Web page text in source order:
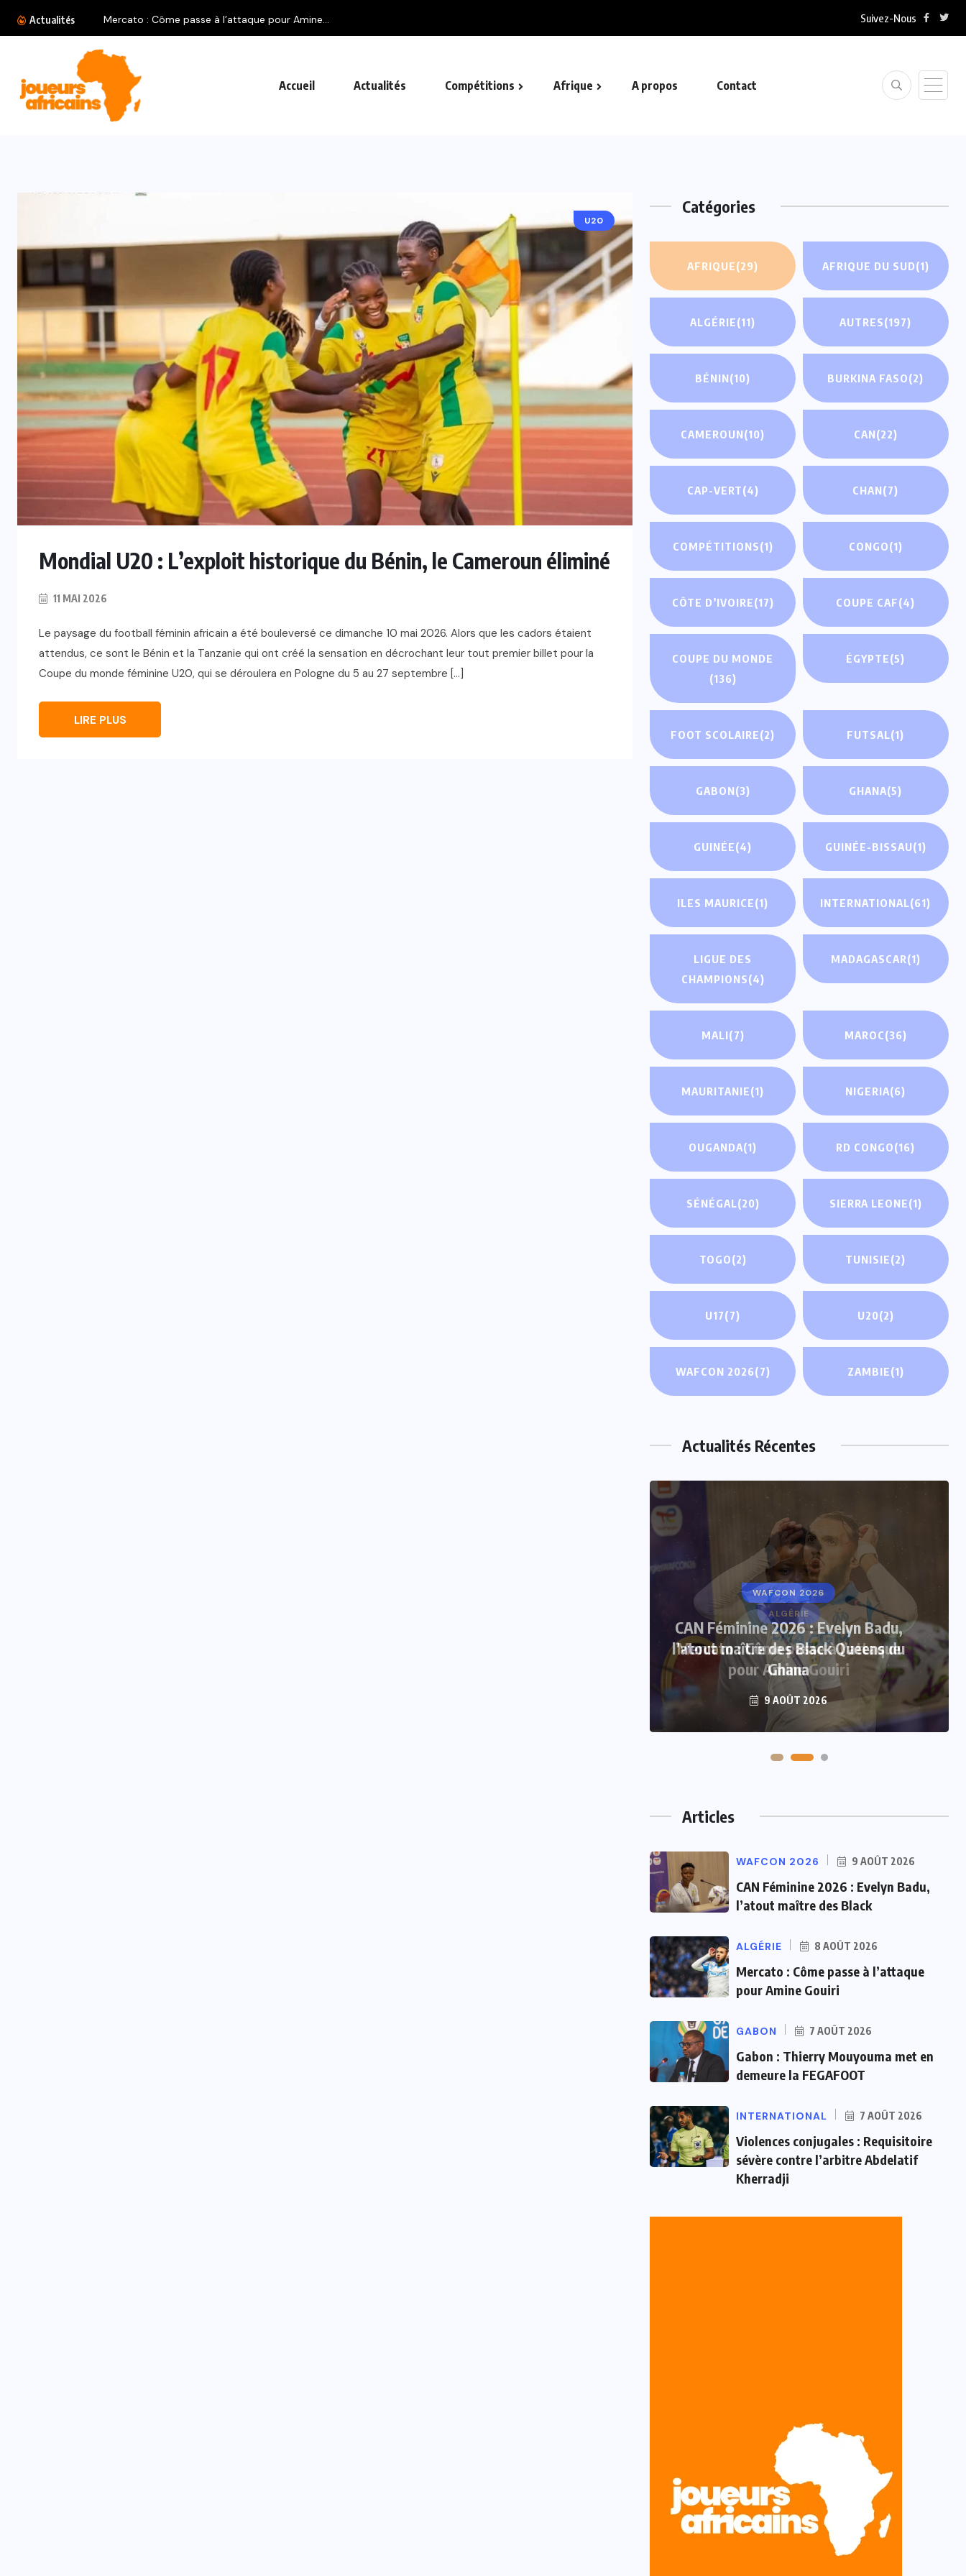
Actualités Mercato : Côme passe à l’attaque pour Amine... Suivez-Nous
Accueil Actualités Compétitions Afrique A propos Contact
U20
Mondial U20 : L’exploit historique du Bénin, le Cameroun éliminé
11 MAI 2026
Le paysage du football féminin africain a été bouleversé ce dimanche 10 mai 2026. Alors que les cadors étaient
attendus, ce sont le Bénin et la Tanzanie qui ont créé la sensation en décrochant leur tout premier billet pour la
Coupe du monde féminine U20, qui se déroulera en Pologne du 5 au 27 septembre […]
LIRE PLUS
Catégories
AFRIQUE(29) AFRIQUE DU SUD(1)
ALGÉRIE(11) AUTRES(197)
BÉNIN(10) BURKINA FASO(2)
CAMEROUN(10) CAN(22)
CAP-VERT(4) CHAN(7)
COMPÉTITIONS(1) CONGO(1)
CÔTE D’IVOIRE(17) COUPE CAF(4)
COUPE DU MONDE
(136)
ÉGYPTE(5)
FOOT SCOLAIRE(2) FUTSAL(1)
GABON(3) GHANA(5)
GUINÉE(4) GUINÉE-BISSAU(1)
ILES MAURICE(1) INTERNATIONAL(61)
LIGUE DES
CHAMPIONS(4)
MADAGASCAR(1)
MALI(7) MAROC(36)
MAURITANIE(1) NIGERIA(6)
OUGANDA(1) RD CONGO(16)
SÉNÉGAL(20) SIERRA LEONE(1)
TOGO(2) TUNISIE(2)
U17(7) U20(2)
WAFCON 2026(7) ZAMBIE(1)
Actualités Récentes
ALGÉRIE
Mercato : Côme passe à l’attaque
pour Amine Gouiri
8 AOÛT 2026
Articles
WAFCON 2026 9 AOÛT 2026
CAN Féminine 2026 : Evelyn Badu,
l’atout maître des Black
ALGÉRIE 8 AOÛT 2026
Mercato : Côme passe à l’attaque
pour Amine Gouiri
GABON 7 AOÛT 2026
Gabon : Thierry Mouyouma met en
demeure la FEGAFOOT
INTERNATIONAL 7 AOÛT 2026
Violences conjugales : Requisitoire
sévère contre l’arbitre Abdelatif
Kherradji